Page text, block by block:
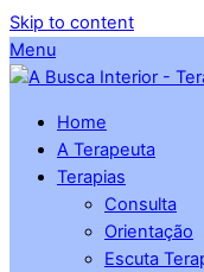
Skip to content
Menu
Home
A Terapeuta
Terapias
Consulta
Orientação
Escuta